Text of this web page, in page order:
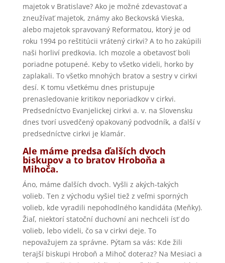
majetok v Bratislave? Ako je možné zdevastovať a
zneužívať majetok, známy ako Beckovská Vieska,
alebo majetok spravovaný Reformatou, ktorý je od
roku 1994 po reštitúcii vrátený cirkvi? A to ho zakúpili
naši horliví predkovia. Ich mozole a obetavosť boli
poriadne potupené. Keby to všetko videli, horko by
zaplakali. To všetko mnohých bratov a sestry v cirkvi
desí. K tomu všetkému dnes pristupuje
prenasledovanie kritikov neporiadkov v cirkvi.
Predsedníctvo Evanjelickej cirkvi a. v. na Slovensku
dnes tvorí usvedčený opakovaný podvodník, a ďalší v
predsedníctve cirkvi je klamár.
Ale máme predsa ďalších dvoch
biskupov a to bratov Hroboňa a
Mihoča.
Áno, máme ďalších dvoch. Vyšli z akých-takých
volieb. Ten z východu vyšiel tiež z veľmi sporných
volieb, kde vyradili nepohodlného kandidáta (Meňky).
Žiaľ, niektorí statoční duchovní ani nechceli ísť do
volieb, lebo videli, čo sa v cirkvi deje. To
nepovažujem za správne. Pýtam sa vás: Kde žili
terajší biskupi Hroboň a Mihoč doteraz? Na Mesiaci a